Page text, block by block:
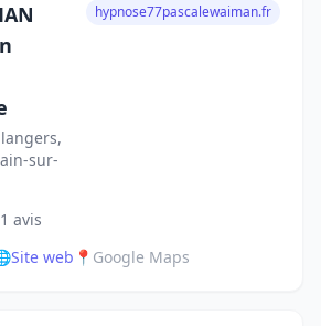
sur-
hypnose77pascalewaiman.fr
avis
Site web 📍 Google Maps